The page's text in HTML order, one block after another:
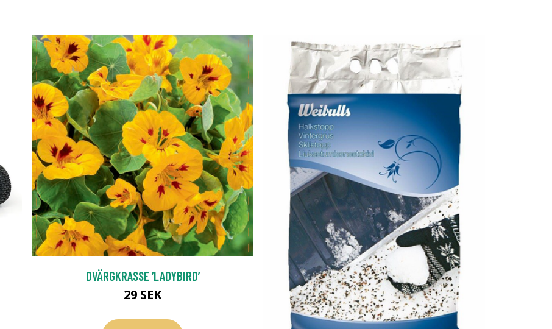
DVÄRGKRASSE ’LADYBIRD’
29 SEK